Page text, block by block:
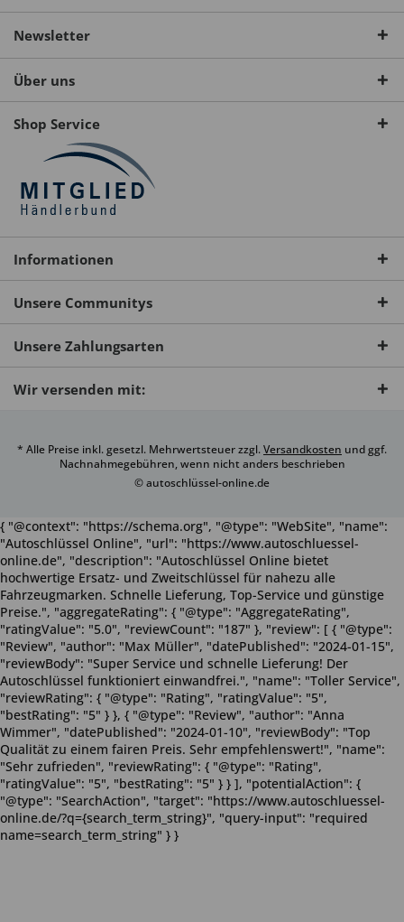
Newsletter
Über uns
Shop Service
Informationen
Unsere Communitys
Unsere Zahlungsarten
Wir versenden mit:
* Alle Preise inkl. gesetzl. Mehrwertsteuer zzgl.Versandkosten und ggf.
Nachnahmegebühren, wenn nicht anders beschrieben
© autoschlüssel-online.de
{ "@context": "https://schema.org", "@type": "WebSite", "name":
"Autoschlüssel Online", "url": "https://www.autoschluessel-
online.de", "description": "Autoschlüssel Online bietet
hochwertige Ersatz- und Zweitschlüssel für nahezu alle
Fahrzeugmarken. Schnelle Lieferung, Top-Service und günstige
Preise.", "aggregateRating": { "@type": "AggregateRating",
"ratingValue": "5.0", "reviewCount": "187" }, "review": [ { "@type":
"Review", "author": "Max Müller", "datePublished": "2024-01-15",
"reviewBody": "Super Service und schnelle Lieferung! Der
Autoschlüssel funktioniert einwandfrei.", "name": "Toller Service",
"reviewRating": { "@type": "Rating", "ratingValue": "5",
"bestRating": "5" } }, { "@type": "Review", "author": "Anna
Wimmer", "datePublished": "2024-01-10", "reviewBody": "Top
Qualität zu einem fairen Preis. Sehr empfehlenswert!", "name":
"Sehr zufrieden", "reviewRating": { "@type": "Rating",
"ratingValue": "5", "bestRating": "5" } } ], "potentialAction": {
"@type": "SearchAction", "target": "https://www.autoschluessel-
online.de/?q={search_term_string}", "query-input": "required
name=search_term_string" } }